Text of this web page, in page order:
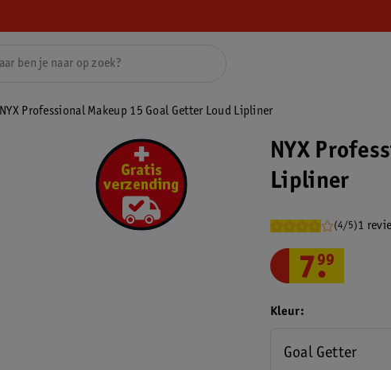
NYX Professional Makeup 15 Goal Getter Loud Lipliner
NYX
Lipliner
(4/5)1
7.
99
Kleur
Goal Getter